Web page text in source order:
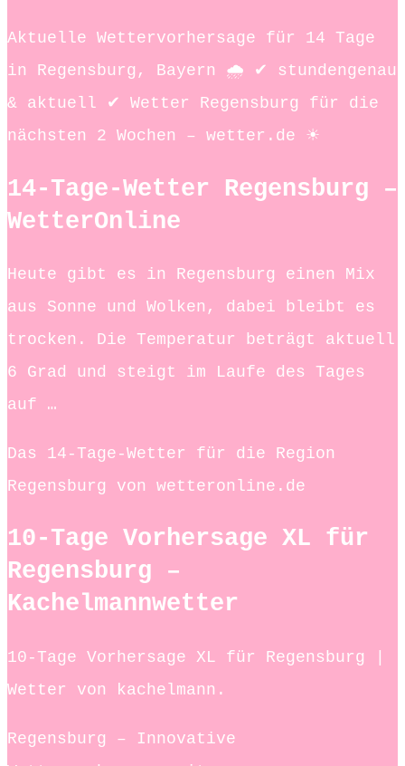
Aktuelle Wettervorhersage für 14 Tage
in Regensburg, Bayern 🌧️ ✔ stundengenau
& aktuell ✔ Wetter Regensburg für die
nächsten 2 Wochen – wetter.de ☀
14-Tage-Wetter Regensburg –
WetterOnline
Heute gibt es in Regensburg einen Mix
aus Sonne und Wolken, dabei bleibt es
trocken. Die Temperatur beträgt aktuell
6 Grad und steigt im Laufe des Tages
auf …
Das 14-Tage-Wetter für die Region
Regensburg von wetteronline.de
10-Tage Vorhersage XL für
Regensburg –
Kachelmannwetter
10-Tage Vorhersage XL für Regensburg |
Wetter von kachelmann.
Regensburg – Innovative